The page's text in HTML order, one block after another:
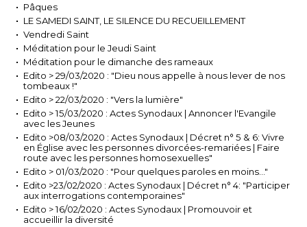
Pâques
LE SAMEDI SAINT, LE SILENCE DU RECUEILLEMENT
Vendredi Saint
Méditation pour le Jeudi Saint
Méditation pour le dimanche des rameaux
Edito > 29/03/2020 : "Dieu nous appelle à nous lever de nos
tombeaux !"
Edito > 22/03/2020 : "Vers la lumière"
Edito > 15/03/2020 : Actes Synodaux | Annoncer l'Evangile
avec les Jeunes
Edito >08/03/2020 : Actes Synodaux | Décret n° 5 & 6: Vivre
en Église avec les personnes divorcées-remariées | Faire
route avec les personnes homosexuelles"
Edito > 01/03/2020 : "Pour quelques paroles en moins..."
Edito >23/02/2020 : Actes Synodaux | Décret n° 4: "Participer
aux interrogations contemporaines"
Edito > 16/02/2020 : Actes Synodaux | Promouvoir et
accueillir la diversité